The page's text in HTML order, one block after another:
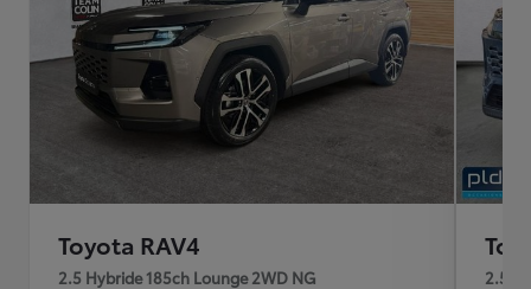
Toyota RAV4
2.5 Hybride 185ch Lounge 2WD NG
2.5